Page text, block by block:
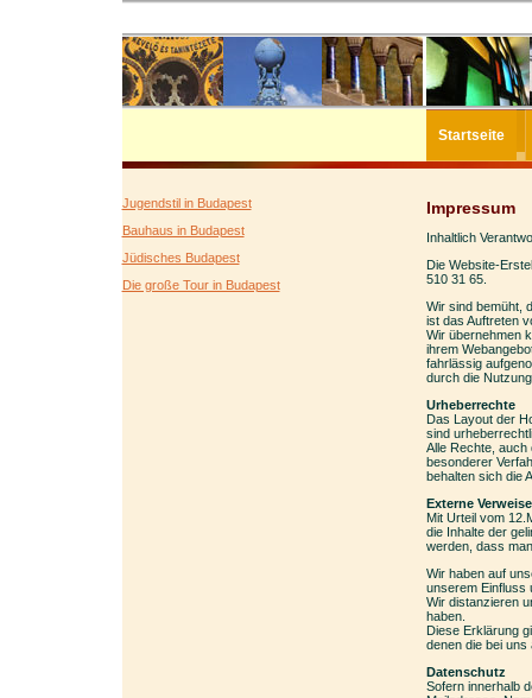
Startseite
Jugendstil in Budapest
Bauhaus in Budapest
Jüdisches Budapest
Die große Tour in Budapest
Impressum
Inhaltlich
Die Website-
510 31 65.
Wir sind bemüht,
ist das Auftreten
Wir übernehmen
ihrem
fahrlässig
durch die
Urheberrechte
Das Layout der
sind
Alle Rechte, auch
besonderer
behalten sich die
Externe
Mit Urteil vom
die Inhalte der
werden, dass
Wir haben auf
unserem Einfluss
Wir distanzieren
haben.
Diese Erklärung
denen die bei uns
Datenschutz
Sofern innerhalb